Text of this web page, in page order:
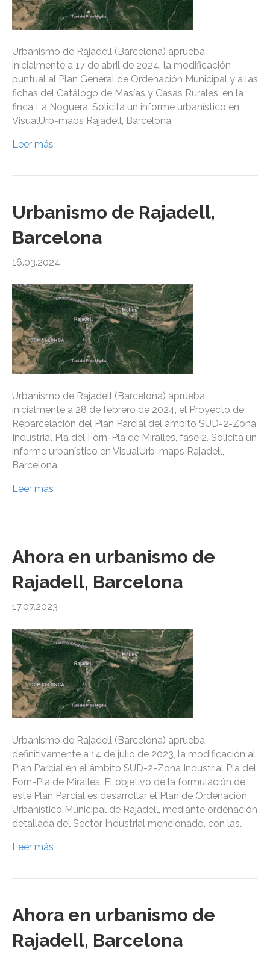
Urbanismo de Rajadell (Barcelona) aprueba
inicialmente a 17 de abril de 2024, la modificación
puntual al Plan General de Ordenación Municipal y a las
fichas del Catálogo de Masías y Casas Rurales, en la
finca La Noguera. Solicita un informe urbanístico en
VisualUrb-maps Rajadell, Barcelona.
Leer más
Urbanismo de Rajadell,
Barcelona
16.03.2024
Urbanismo de Rajadell (Barcelona) aprueba
inicialmente a 28 de febrero de 2024, el Proyecto de
Reparcelación del Plan Parcial del ámbito SUD-2-Zona
Industrial Pla del Forn-Pla de Miralles, fase 2. Solicita un
informe urbanístico en VisualUrb-maps Rajadell,
Barcelona.
Leer más
Ahora en urbanismo de
Rajadell, Barcelona
17.07.2023
Urbanismo de Rajadell (Barcelona) aprueba
definitivamente a 14 de julio de 2023, la modificación al
Plan Parcial en el ámbito SUD-2-Zona Industrial Pla del
Forn-Pla de Miralles. El objetivo de la formulación de
este Plan Parcial es desarrollar el Plan de Ordenación
Urbanístico Municipal de Rajadell, mediante ordenación
detallada del Sector Industrial mencionado, con las…
Leer más
Ahora en urbanismo de
Rajadell, Barcelona